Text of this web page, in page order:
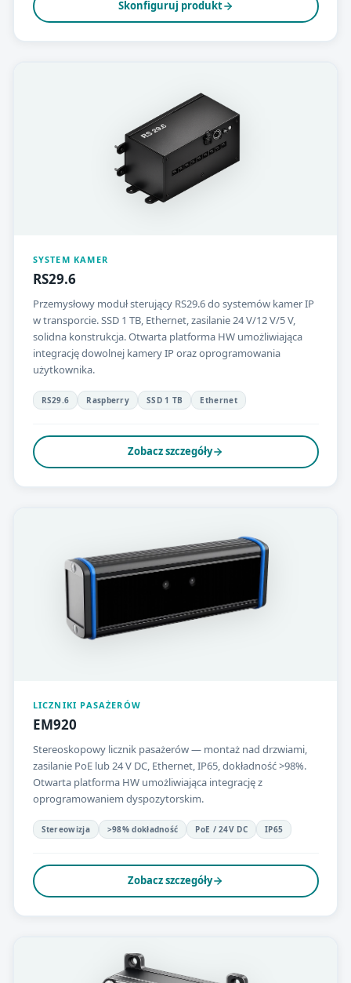
Skonfiguruj produkt
SYSTEM KAMER
RS29.6
Przemysłowy moduł sterujący RS29.6 do systemów kamer IP
w transporcie. SSD 1 TB, Ethernet, zasilanie 24 V/12 V/5 V,
solidna konstrukcja. Otwarta platforma HW umożliwiająca
integrację dowolnej kamery IP oraz oprogramowania
użytkownika.
RS29.6 Raspberry SSD 1 TB Ethernet
Zobacz szczegóły
LICZNIKI PASAŻERÓW
EM920
Stereoskopowy licznik pasażerów — montaż nad drzwiami,
zasilanie PoE lub 24 V DC, Ethernet, IP65, dokładność >98%.
Otwarta platforma HW umożliwiająca integrację z
oprogramowaniem dyspozytorskim.
Stereowizja >98% dokładność PoE / 24V DC IP65
Zobacz szczegóły